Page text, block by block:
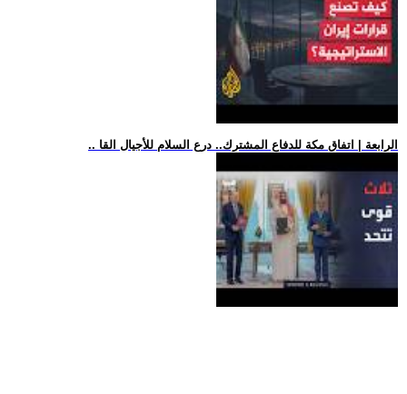
.. الرابعة | اتفاق مكة للدفاع المشترك.. درع السلام للأجيال القا